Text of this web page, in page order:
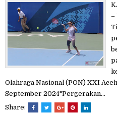
–
Olahraga Nasional (PON) XXI
September 2024"Pergerakan...
Share: